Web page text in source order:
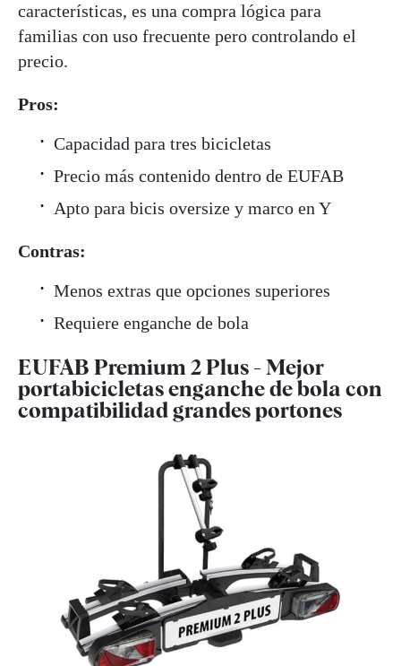
características, es una compra lógica para
familias con uso frecuente pero controlando el
precio.
Pros:
Capacidad para tres bicicletas
Precio más contenido dentro de EUFAB
Apto para bicis oversize y marco en Y
Contras:
Menos extras que opciones superiores
Requiere enganche de bola
EUFAB Premium 2 Plus - Mejor
portabicicletas enganche de bola con
compatibilidad grandes portones